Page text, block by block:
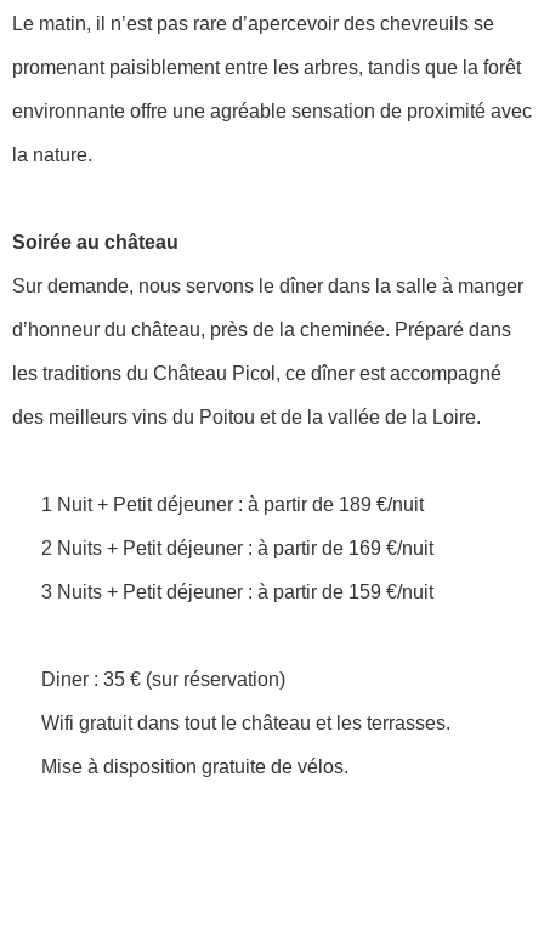
Le matin, il n’est pas rare d’apercevoir des chevreuils se
promenant paisiblement entre les arbres, tandis que la forêt
environnante offre une agréable sensation de proximité avec
la nature.
Soirée au château
Sur demande, nous servons le dîner dans la salle à manger
d’honneur du château, près de la cheminée. Préparé dans
les traditions du Château Picol, ce dîner est accompagné
des meilleurs vins du Poitou et de la vallée de la Loire.
1 Nuit + Petit déjeuner : à partir de 189 €/nuit
2 Nuits + Petit déjeuner : à partir de 169 €/nuit
3 Nuits + Petit déjeuner : à partir de 159 €/nuit
Diner : 35 € (sur réservation)
Wifi gratuit dans tout le château et les terrasses.
Mise à disposition gratuite de vélos.